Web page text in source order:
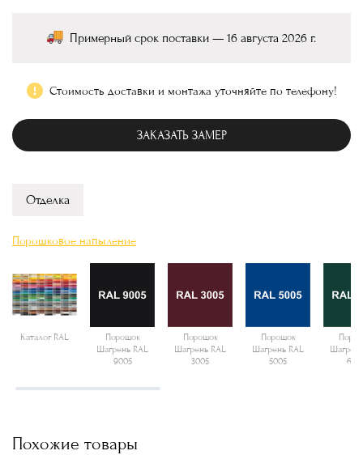
Примерный срок поставки — 16 августа 2026 г.
Стоимость доставки и монтажа уточняйте по телефону!
ЗАКАЗАТЬ ЗАМЕР
Отделка
Порошковое напыление
Каталог RAL
Порошок
Шагрень RAL
9005
Порошок
Шагрень RAL
3005
Порошок
Шагрень RAL
5005
Похожие товары